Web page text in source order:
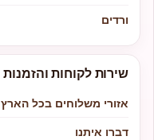
ורדים
שירות לקוחות והזמנות
אזורי משלוחים בכל הארץ
דברו איתנו